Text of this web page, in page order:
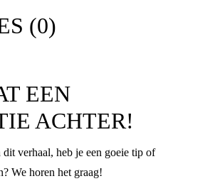
(0)
EEN
ACHTER!
verhaal, heb je een goeie tip of
We horen het graag!